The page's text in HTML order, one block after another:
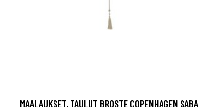
MAALAUKSET, TAULUT BROSTE COPENHAGEN SABA